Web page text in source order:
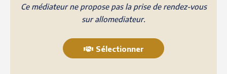
Ce médiateur ne propose pas la prise de rendez-vous
sur allomediateur.
Sélectionner